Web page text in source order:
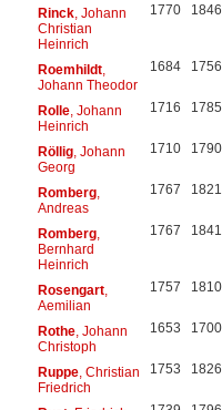
Rinck, Johann
Christian
Heinrich
1770 1846
Roemhildt,
Johann Theodor
1684 1756
Rolle, Johann
Heinrich
1716 1785
Röllig, Johann
Georg
1710 1790
Romberg,
Andreas
1767 1821
Romberg,
Bernhard
Heinrich
1767 1841
Rosengart,
Aemilian
1757 1810
Rothe, Johann
Christoph
1653 1700
Ruppe, Christian
Friedrich
1753 1826